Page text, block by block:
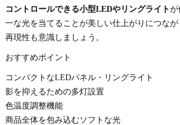
コントロールできる小型LEDやリングライトが
一な光を当てることが美しい仕上がりにつな
再現性も意識しましょう。
おすすめポイント
コンパクトなLEDパネル・リングライト
影を抑えるための多灯設置
色温度調整機能
商品全体を包み込むソフトな光